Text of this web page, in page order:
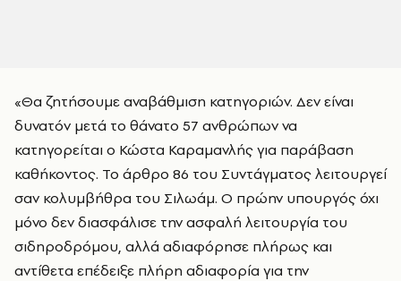
«Θα ζητήσουμε αναβάθμιση κατηγοριών. Δεν είναι
δυνατόν μετά το θάνατο 57 ανθρώπων να
κατηγορείται ο Κώστα Καραμανλής για παράβαση
καθήκοντος. Το άρθρο 86 του Συντάγματος λειτουργεί
σαν κολυμβήθρα του Σιλωάμ. Ο πρώην υπουργός όχι
μόνο δεν διασφάλισε την ασφαλή λειτουργία του
σιδηροδρόμου, αλλά αδιαφόρησε πλήρως και
αντίθετα επέδειξε πλήρη αδιαφορία για την